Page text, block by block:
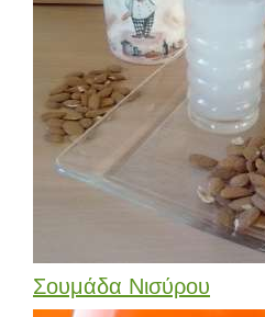
Σουμάδα Νισύρου